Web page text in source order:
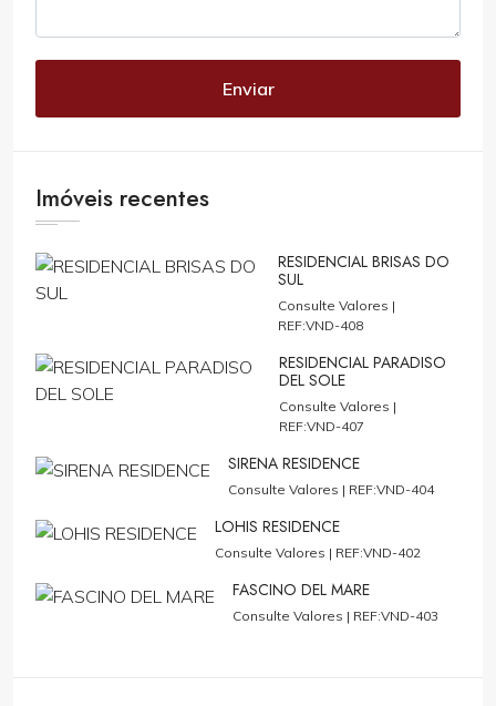
Enviar
Imóveis recentes
RESIDENCIAL BRISAS DO
SUL
Consulte Valores |
REF:VND-408
RESIDENCIAL PARADISO
DEL SOLE
Consulte Valores |
REF:VND-407
SIRENA RESIDENCE
Consulte Valores | REF:VND-404
LOHIS RESIDENCE
Consulte Valores | REF:VND-402
FASCINO DEL MARE
Consulte Valores | REF:VND-403